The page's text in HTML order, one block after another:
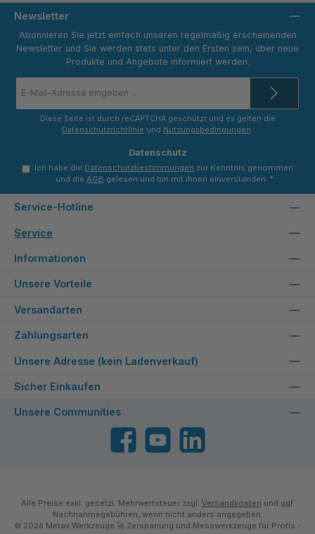
Newsletter
Abonnieren Sie jetzt einfach unseren regelmäßig erscheinenden
Newsletter und Sie werden stets unter den Ersten sein, über neue
Produkte und Angebote informiert werden.
Mail-
*
Diese Seite ist durch reCAPTCHA geschützt und es gelten die
Datenschutzrichtlinie und Nutzungsbedingungen.
Datenschutz
Ich habe die Datenschutzbestimmungen zur Kenntnis genommen
und die AGB gelesen und bin mit ihnen einverstanden. *
Service-Hotline
Service
Informationen
Unsere Vorteile
Versandarten
Zahlungsarten
Unsere Adresse (kein Ladenverkauf)
Sicher Einkaufen
Unsere Communities
FacebookYouTube
Alle Preise exkl. gesetzl. Mehrwertsteuer zzgl. Versandkosten und ggf.
Nachnahmegebühren, wenn nicht anders angegeben.
© 2026 Metav Werkzeuge 🚀 Zerspanung und Messwerkzeuge für Profis -